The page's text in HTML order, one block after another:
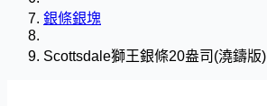
銀條銀塊
Scottsdale獅王銀條20盎司(澆鑄版)